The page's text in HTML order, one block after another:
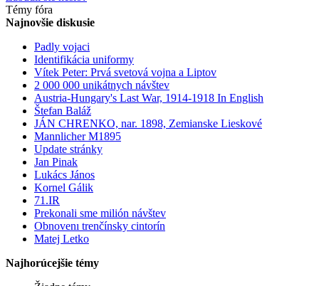
Témy fóra
Najnovšie diskusie
Padly vojaci
Identifikácia uniformy
Vítek Peter: Prvá svetová vojna a Liptov
2 000 000 unikátnych návštev
Austria-Hungary's Last War, 1914-1918 In English
Štefan Baláž
JÁN CHRENKO, nar. 1898, Zemianske Lieskové
Mannlicher M1895
Update stránky
Jan Pinak
Lukács János
Kornel Gálik
71.IR
Prekonali sme milión návštev
Obnovenı trenčínsky cintorín
Matej Letko
Najhorúcejšie témy